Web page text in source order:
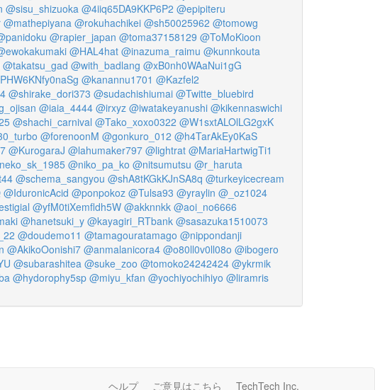
@sisu_shizuoka @4iiq65DA9KKP6P2 @epipiteru
@mathepiyana @rokuhachikei @sh50025962 @tomowg
@rapier_japan @toma37158129 @ToMoKioon
@HAL4hat @inazuma_raimu @kunnkouta
@takatsu_gad @with_badlang @xB0nh0WAaNui1gG
@kanannu1701 @Kazfel2
@shirake_dori373 @sudachishiumai @Twitte_bluebird
@iaia_4444 @irxyz @iwatakeyanushi @kikennaswichi
@shachi_carnival @Tako_xoxo0322 @W1sxtALOlLG2gxK
@forenoonM @gonkuro_012 @h4TarAkEy0KaS
@KurogaraJ @lahumaker797 @lightrat @MariaHartwigTi1
@niko_pa_ko @nitsumutsu @r_haruta
@schema_sangyou @shA8tKGkKJnSA8q @turkeyicecream
@IduronicAcid @ponpokoz @Tulsa93 @yraylin @_oz1024
@yfM0tiXemfldh5W @akknnkk @aoi_no6666
@hanetsuki_y @kayagiri_RTbank @sasazuka1510073
@doudemo11 @tamagouratamago @nippondanji
@AkikoOonishi7 @anmalanicora4 @o80ll0v0ll08o @ibogero
@subarashitea @suke_zoo @tomoko24242424 @ykrmik
@hydorophy5sp @miyu_kfan @yochiyochihiyo @liramris
ヘルプ ご意見はこちら TechTech Inc.